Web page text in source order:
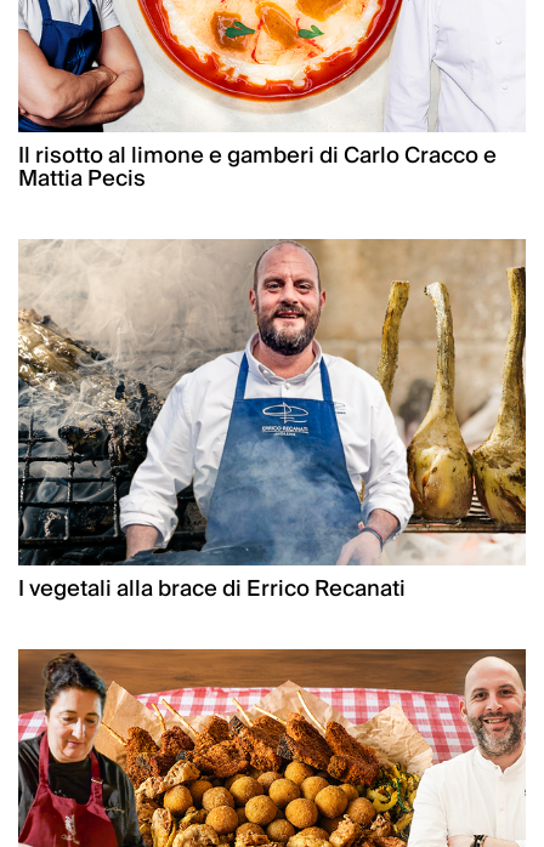
Il risotto al limone e gamberi di Carlo Cracco e
Mattia Pecis
I vegetali alla brace di Errico Recanati